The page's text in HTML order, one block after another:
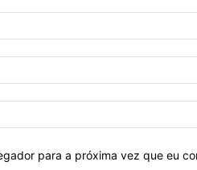
para a próxima vez que eu